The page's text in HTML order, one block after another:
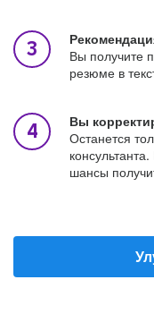
Вы получите
резюме в
Вы
Останется
шансы